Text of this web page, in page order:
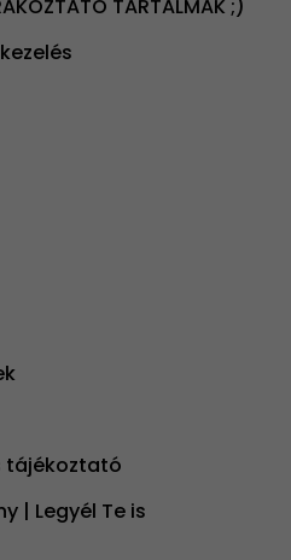
TARTALMAK ;)
tájékoztató
| Legyél Te is